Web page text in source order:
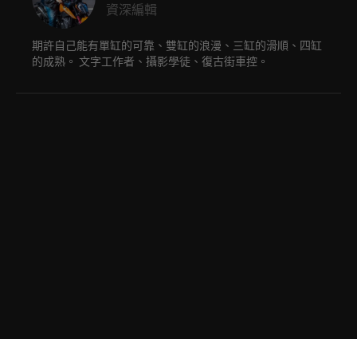
資深編輯
期許自己能有單缸的可靠、雙缸的浪漫、三缸的滑順、四缸
的成熟。 文字工作者、攝影學徒、復古街車控。